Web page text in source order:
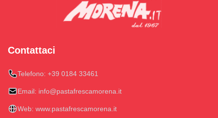
Contattaci
Telefono: +39 0184 33461
Email: info@pastafrescamorena.it
Web: www.pastafrescamorena.it